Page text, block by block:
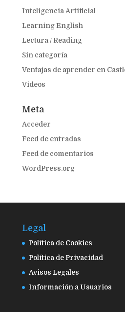
Inteligencia Artificial
Learning English
Lectura / Reading
Sin categoría
Ventajas de aprender en
Videos
Meta
Acceder
Feed de entradas
Feed de comentarios
WordPress.org
Legal
Política de Cookies
Política de Privacidad
Avisos Legales
Información a Usuarios